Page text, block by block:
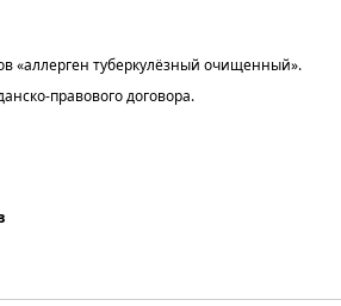
«аллерген туберкулёзный очищенный».
правового договора.